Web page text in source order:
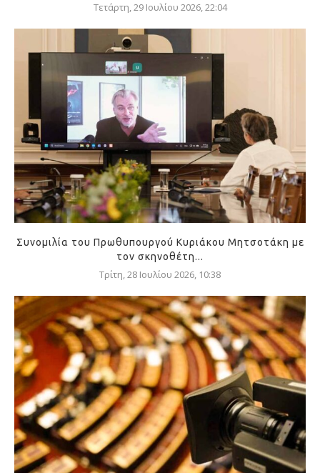
Τετάρτη, 29 Ιουλίου 2026, 22:04
Συνομιλία του Πρωθυπουργού Κυριάκου Μητσοτάκη με
τον σκηνοθέτη...
Τρίτη, 28 Ιουλίου 2026, 10:38